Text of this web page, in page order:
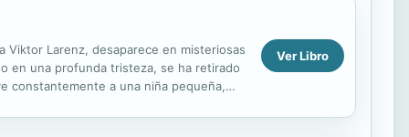
Larenz, desaparece en misteriosas
en una profunda tristeza, se ha retirado
constantemente a una niña pequeña,
Ver Libro